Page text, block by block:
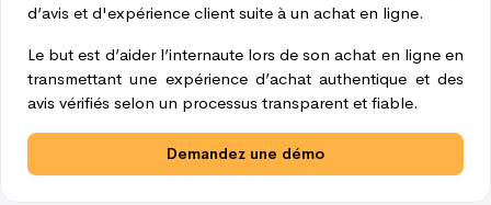
d’avis et d'expérience client suite à un achat en ligne.
Le but est d’aider l’internaute lors de son achat en ligne en
transmettant une expérience d’achat authentique et des
avis vérifiés selon un processus transparent et fiable.
Demandez une démo